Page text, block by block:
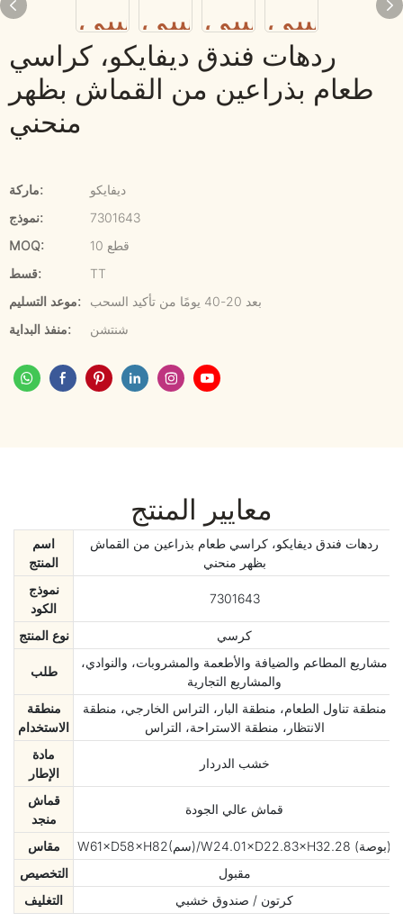
ردهات فندق ديفايكو، كراسي
طعام بذراعين من القماش بظهر
منحني
ماركة:
ديفايكو
نموذج:
7301643
MOQ:
10 قطع
قسط:
TT
موعد التسليم:
بعد 20-40 يومًا من تأكيد السحب
منفذ البداية:
شنتشن
معايير المنتج
اسم
المنتج
ردهات فندق ديفايكو، كراسي طعام بذراعين من القماش
بظهر منحني
نموذج
الكود
7301643
نوع المنتج كرسي
طلب
مشاريع المطاعم والضيافة والأطعمة والمشروبات، والنوادي،
والمشاريع التجارية
منطقة
الاستخدام
منطقة تناول الطعام، منطقة البار، التراس الخارجي، منطقة
الانتظار، منطقة الاستراحة، التراس
مادة
الإطار
خشب الدردار
قماش
منجد
قماش عالي الجودة
مقاس
W61×D58×H82(سم)/W24.01×D22.83×H32.28 (بوصة)
التخصيص
مقبول
التغليف
كرتون / صندوق خشبي